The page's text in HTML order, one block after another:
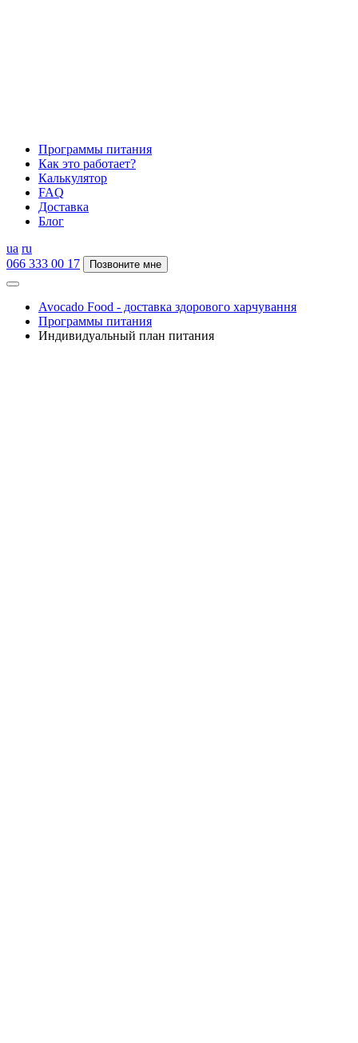
Программы питания
Как это работает?
Калькулятор
FAQ
Доставка
Блог
ua ru
066 333 00 17
Позвоните мне
Avocado Food - доставка здорового харчування
Программы питания
Индивидуальный план питания